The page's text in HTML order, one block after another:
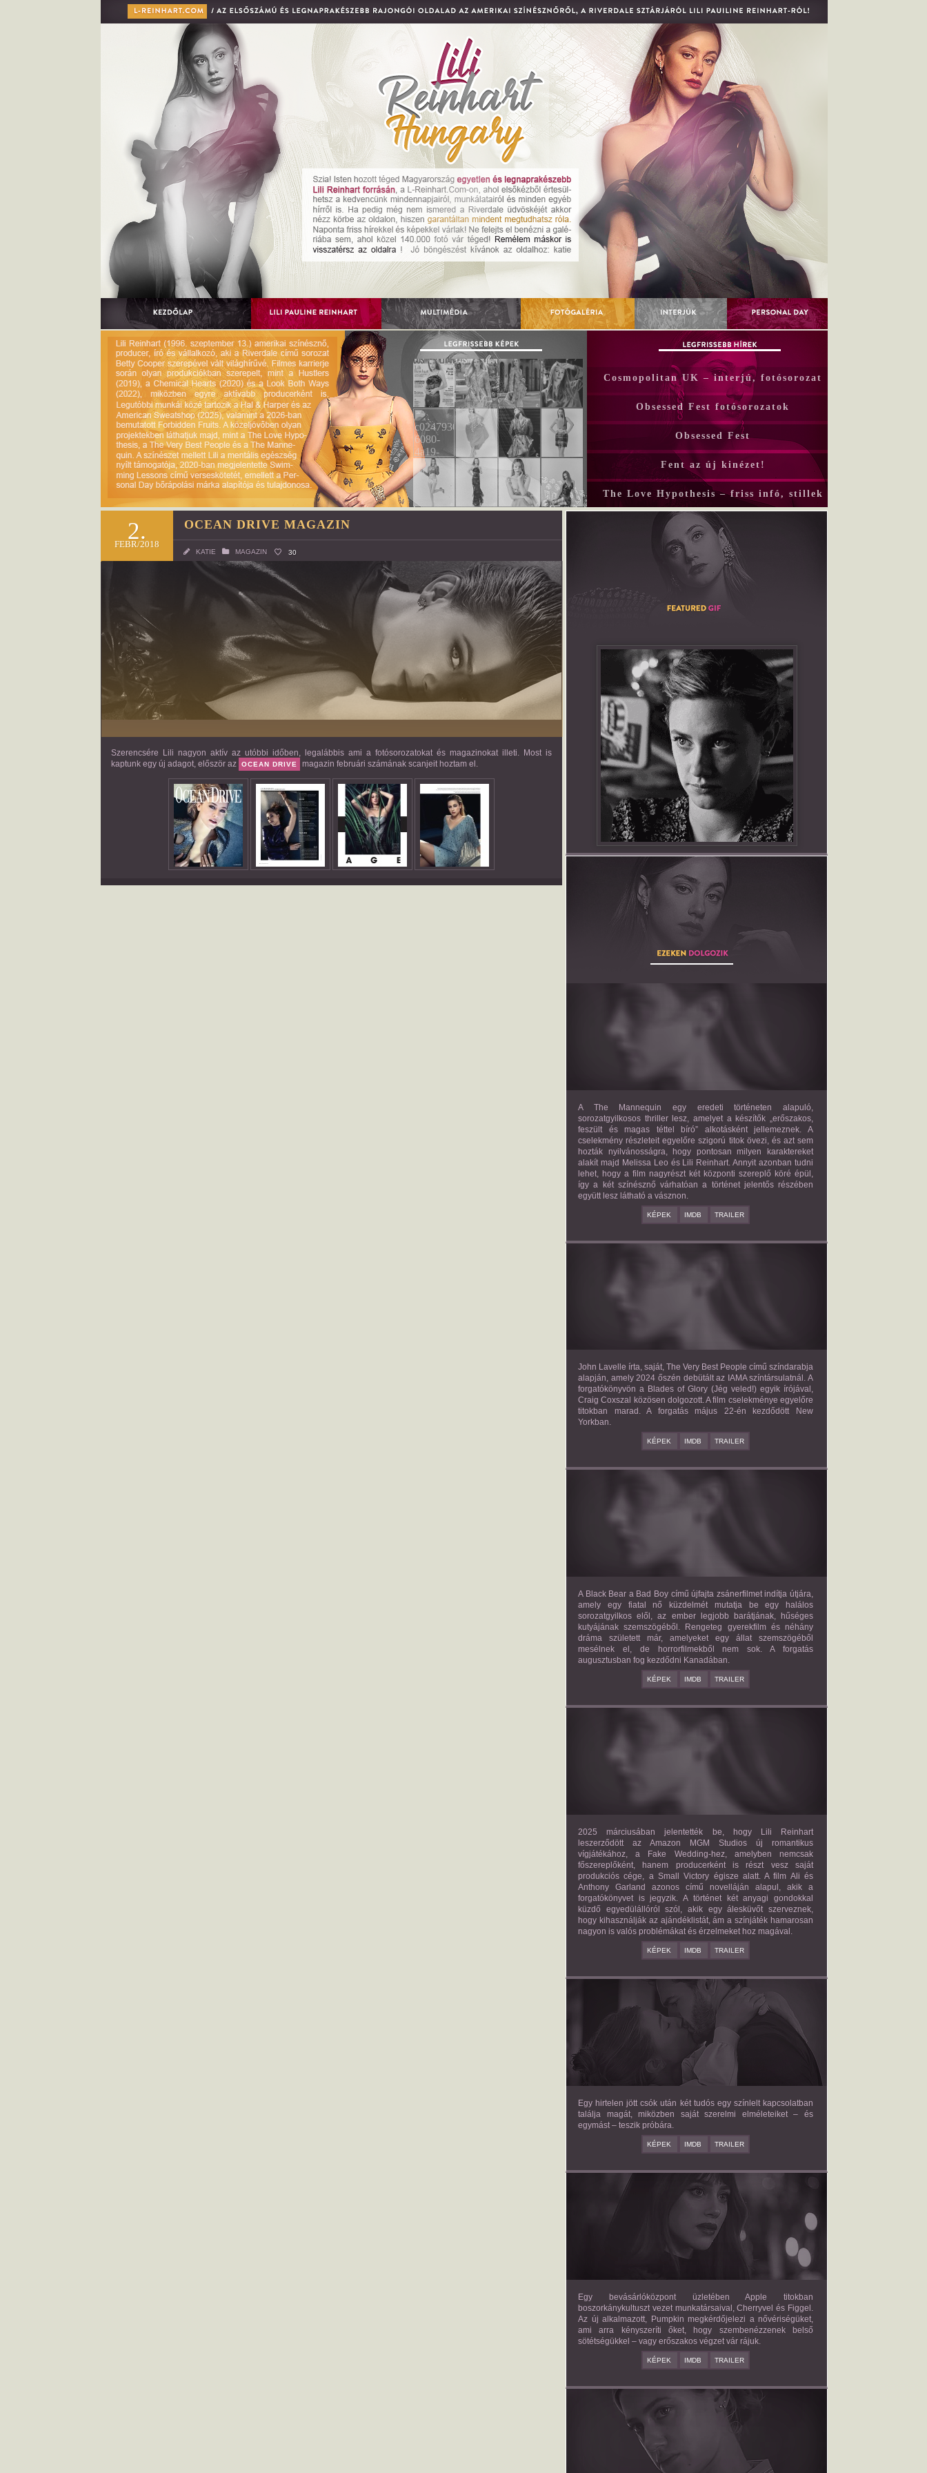
Cosmopolitan UK – interjú, fotósorozat
Obsessed Fest fotósorozatok
Obsessed Fest
Fent az új kinézet!
The Love Hypothesis – friss infó, stillek
THE MANNEQUIN
A The Mannequin egy eredeti történeten alapuló,
sorozatgyilkosos thriller lesz, amelyet a készítők „erőszakos,
feszült és magas téttel bíró” alkotásként jellemeznek. A
cselekmény részleteit egyelőre szigorú titok övezi, és azt sem
hozták nyilvánosságra, hogy pontosan milyen karaktereket
alakít majd Melissa Leo és Lili Reinhart. Annyit azonban tudni
lehet, hogy a film nagyrészt két központi szereplő köré épül,
így a két színésznő várhatóan a történet jelentős részében
együtt lesz látható a vásznon.
KÉPEK IMDB TRAILER
THE VERY BEST PEOPLE
John Lavelle írta, saját, The Very Best People című színdarabja
alapján, amely 2024 őszén debütált az IAMA színtársulatnál. A
forgatókönyvön a Blades of Glory (Jég veled!) egyik írójával,
Craig Coxszal közösen dolgozott. A film cselekménye egyelőre
titokban marad. A forgatás május 22-én kezdődött New
Yorkban.
KÉPEK IMDB TRAILER
BAD BOY
A Black Bear a Bad Boy című újfajta zsánerfilmet indítja útjára,
amely egy fiatal nő küzdelmét mutatja be egy halálos
sorozatgyilkos elől, az ember legjobb barátjának, hűséges
kutyájának szemszögéből. Rengeteg gyerekfilm és néhány
dráma született már, amelyeket egy állat szemszögéből
mesélnek el, de horrorfilmekből nem sok. A forgatás
augusztusban fog kezdődni Kanadában.
KÉPEK IMDB TRAILER
FAKE WEDDING
2025 márciusában jelentették be, hogy Lili Reinhart
leszerződött az Amazon MGM Studios új romantikus
vígjátékához, a Fake Wedding-hez, amelyben nemcsak
főszereplőként, hanem producerként is részt vesz saját
produkciós cége, a Small Victory égisze alatt. A film Ali és
Anthony Garland azonos című novelláján alapul, akik a
forgatókönyvet is jegyzik. A történet két anyagi gondokkal
küzdő egyedülállóról szól, akik egy álesküvőt szerveznek,
hogy kihasználják az ajándéklistát, ám a színjáték hamarosan
nagyon is valós problémákat és érzelmeket hoz magával.
KÉPEK IMDB TRAILER
THE LOVE HYPOTHESIS
2026/09/23
OLIVE SMITH
Egy hirtelen jött csók után két tudós egy színlelt kapcsolatban
találja magát, miközben saját szerelmi elméleteiket – és
egymást – teszik próbára.
KÉPEK IMDB TRAILER
FORBIDDEN FRUITS
2026/03/27
APPLE
Egy bevásárlóközpont üzletében Apple titokban
boszorkánykultuszt vezet munkatársaival, Cherryvel és Figgel.
Az új alkalmazott, Pumpkin megkérdőjelezi a nővériségüket,
ami arra kényszeríti őket, hogy szembenézzenek belső
sötétségükkel – vagy erőszakos végzet vár rájuk.
KÉPEK IMDB TRAILER
AMERICAN SWEATSHOP
DAISY MORIARTY
2.
FEBR/2018
OCEAN DRIVE MAGAZIN
KATIE MAGAZIN 30
Szerencsére Lili nagyon aktív az utóbbi időben, legalábbis ami a fotósorozatokat és magazinokat illeti. Most is
kaptunk egy új adagot, először az
OCEAN DRIVE magazin februári számának scanjeit hoztam el.